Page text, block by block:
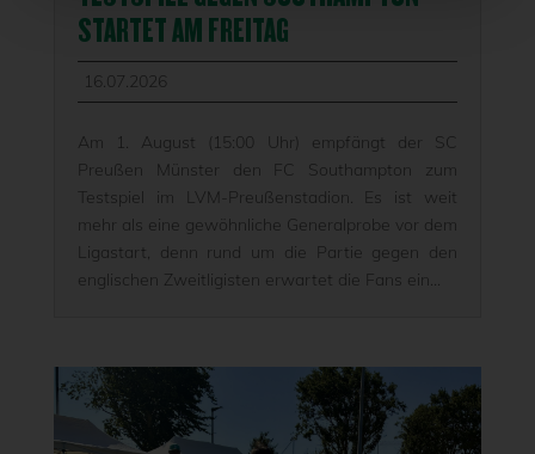
STARTET AM FREITAG
16.07.2026
Am 1. August (15:00 Uhr) empfängt der SC
Preußen Münster den FC Southampton zum
Testspiel im LVM-Preußenstadion. Es ist weit
mehr als eine gewöhnliche Generalprobe vor dem
Ligastart, denn rund um die Partie gegen den
englischen Zweitligisten erwartet die Fans ein...